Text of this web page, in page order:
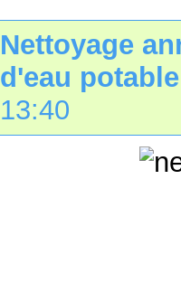
Nettoyage
d'eau potable
13:40